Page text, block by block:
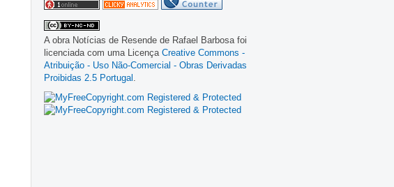
A obra Notícias de Resende de Rafael Barbosa foi
licenciada com uma Licença Creative Commons -
Atribuição - Uso Não-Comercial - Obras Derivadas
Proibidas 2.5 Portugal